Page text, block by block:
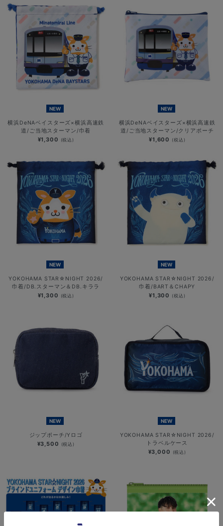
NEW
横浜DeNAベイスターズ×横浜高速鉄
道/ご当地スターマン/巾着
¥1,300 (税込)
NEW
横浜DeNAベイスターズ×横浜高速鉄
道/ご当地スターマン/クリアポーチ
¥1,600 (税込)
NEW
YOKOHAMA STAR☆NIGHT 2026/
巾着/DB.スターマン＆DB.キララ
¥1,300 (税込)
NEW
YOKOHAMA STAR☆NIGHT 2026/
巾着/BART＆CHAPY
¥1,300 (税込)
NEW
ジップポーチ/Yロゴ
¥3,500 (税込)
NEW
YOKOHAMA STAR☆NIGHT 2026/
トラベルケース
¥3,000 (税込)